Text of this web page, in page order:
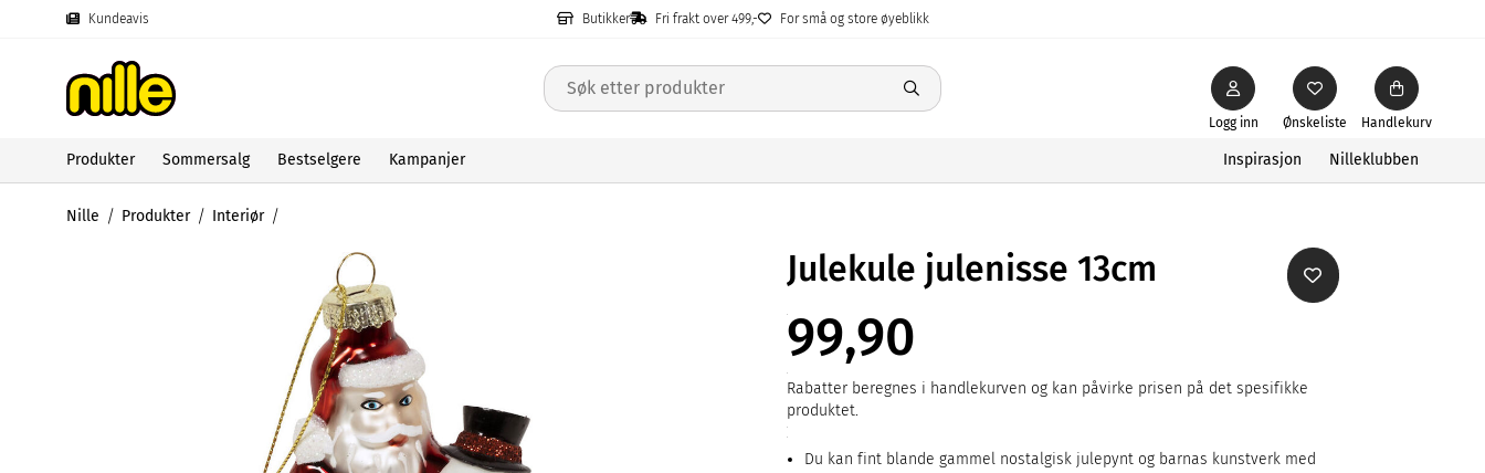
Kundeavis Butikker Fri frakt over 499,- For små og store øyeblikk
Ønskeliste
Logg inn Handlekurv
Produkter Sommersalg Bestselgere Kampanjer Inspirasjon Nilleklubben
Nille Produkter Interiør
Julekule julenisse 13cm
99,90
Rabatter beregnes i handlekurven og kan påvirke prisen på det spesifikke
produktet.
Du kan fint blande gammel nostalgisk julepynt og barnas kunstverk med